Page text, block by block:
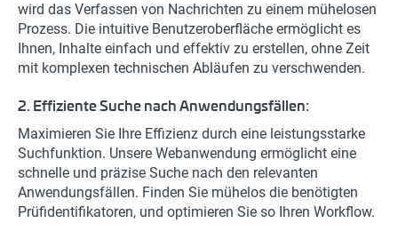
wird das Verfassen von Nachrichten zu einem mühelosen
Prozess. Die intuitive Benutzeroberfläche ermöglicht es
Ihnen, Inhalte einfach und effektiv zu erstellen, ohne Zeit
mit komplexen technischen Abläufen zu verschwenden.
2. Effiziente Suche nach Anwendungsfällen:
Maximieren Sie Ihre Effizienz durch eine leistungsstarke
Suchfunktion. Unsere Webanwendung ermöglicht eine
schnelle und präzise Suche nach den relevanten
Anwendungsfällen. Finden Sie mühelos die benötigten
Prüfidentifikatoren, und optimieren Sie so Ihren Workflow.